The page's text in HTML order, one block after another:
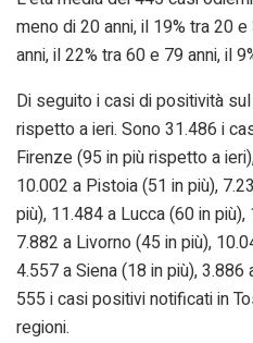
meno di 20 anni, il 19% tra 20
anni, il 22% tra 60 e 79 anni, il
Di seguito i casi di positività
rispetto a ieri. Sono 31.486 i
Firenze (95 in più rispetto a
10.002 a Pistoia (51 in più),
più), 11.484 a Lucca (60 in
7.882 a Livorno (45 in più),
4.557 a Siena (18 in più),
555 i casi positivi notificati in
regioni.